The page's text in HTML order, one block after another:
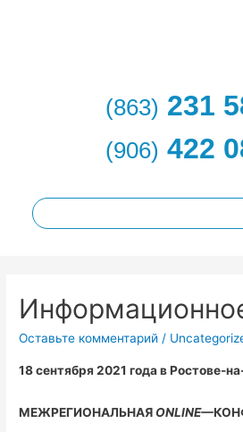
(863) 231
(906) 422
Оставьте комментарий /
18 сентября 2021 года в Ростове-
МЕЖРЕГИОНАЛЬНАЯ ONLINE—